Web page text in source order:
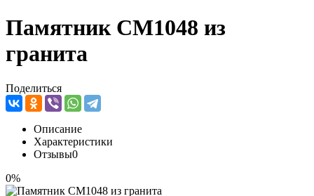
Памятник CM1048 из
гранита
Поделиться
Описание
Характеристики
Отзывы0
0%